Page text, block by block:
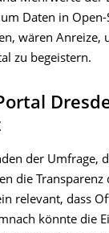
Daten in
wären Anreize,
zu begeistern.
der Umfrage,
die Transparenz
relevant, dass
könnte die